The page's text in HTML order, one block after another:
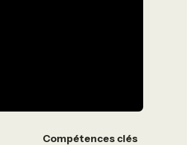
Compétences clés